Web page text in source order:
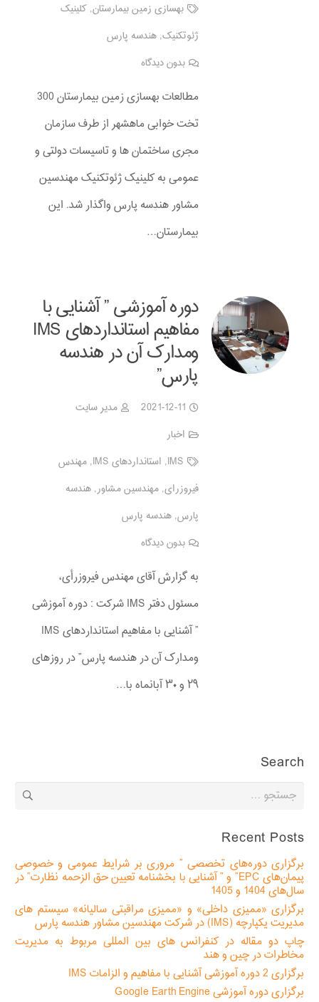
بهسازی زمین بیمارستان,کلینیک
ژئوتکنیک,هندسه پارس
بدون دیدگاه
مطالعات بهسازی زمین بیمارستان 300
تخت خوابی ماهشهر از طرف سازمان
مجری ساختمان ها و تاسیسات دولتی و
عمومی به کلینیک ژئوتکنیک مهندسین
مشاور هندسه پارس واگذار شد. این
بیمارستان…
دوره آموزشی ” آشنایی با
مفاهیم استانداردهای IMS
ومدارک آن در هندسه
پارس”
2021-12-11
مدیر سایت
اخبار
IMS
, استانداردهای IMS ,مهندس
فیروزرای,مهندسین مشاور,هندسه
پارس,هندسه پارس
بدون دیدگاه
به گزارش آقای مهندس فیروزرأی،
مسئول دفتر IMS شرکت : دوره آموزشی
” آشنایی با مفاهیم استانداردهای IMS
ومدارک آن در هندسه پارس” در روزهای
۲۹ و ۳۰ آبانماه با…
Search
جستجو
Recent Posts
برگزاری دوره‌های تخصصی ” مروری بر شرایط عمومی و خصوصی
پیمان‌های EPC” و ” آشنایی با بخشنامه تعیین حق الزحمه نظارت” در
سال‌های 1404 و 1405
برگزاری «ممیزی داخلی» و «ممیزی مراقبتی سالیانه» سیستم های
مدیریت یکپارچه (IMS) در شرکت مهندسین مشاور هندسه پارس
چاپ دو مقاله در کنفرانس های بین المللی مربوط به مدیریت
مخاطرات در چین و هند
برگزاری 2 دوره آموزشی آشنایی با مفاهیم و الزامات IMS
برگزاری دوره آموزشی Google Earth Engine